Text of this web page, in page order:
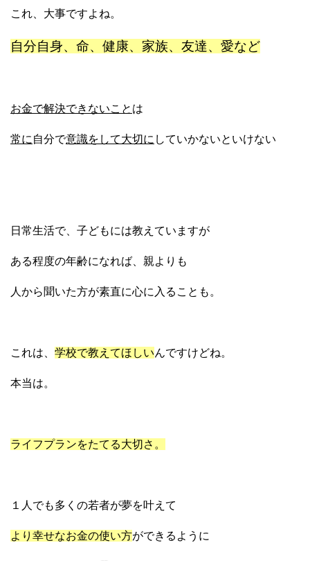
これ、大事ですよね。
自分自身、命、健康、家族、友達、愛など
お金で解決できないこと は
常に 自分で意識をして大切に していかないといけない
日常生活で、子どもには教えていますが
ある程度の年齢になれば、親よりも
人から聞いた方が素直に心に入ることも。
これは、 学校で教えてほしいんですけどね。
本当は。
ライフプランをたてる大切さ。
１人でも多くの若者が夢を叶えて
より幸せなお金の使い方ができるように